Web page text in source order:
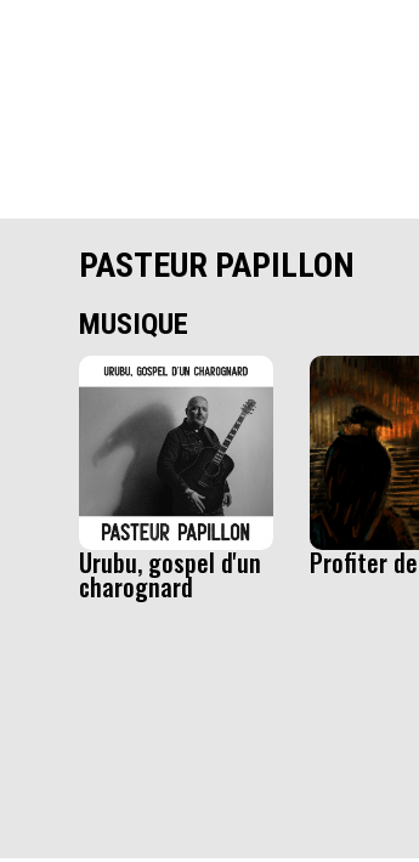
PASTEUR PAPILLON
MUSIQUE
Urubu, gospel d'un
charognard
Profiter